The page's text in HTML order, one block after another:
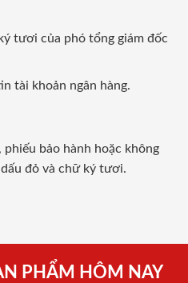
tươi của phó tổng giám đốc
tài khoản ngân hàng.
bảo hành hoặc không
đỏ và chữ ký tươi.
PHẨM HÔM NAY